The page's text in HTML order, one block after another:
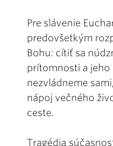
Pre slávenie
predovšetkým
Bohu: cítiť sa
prítomnosti a jeho
nezvládneme
nápoj večného
ceste.
Tragédia